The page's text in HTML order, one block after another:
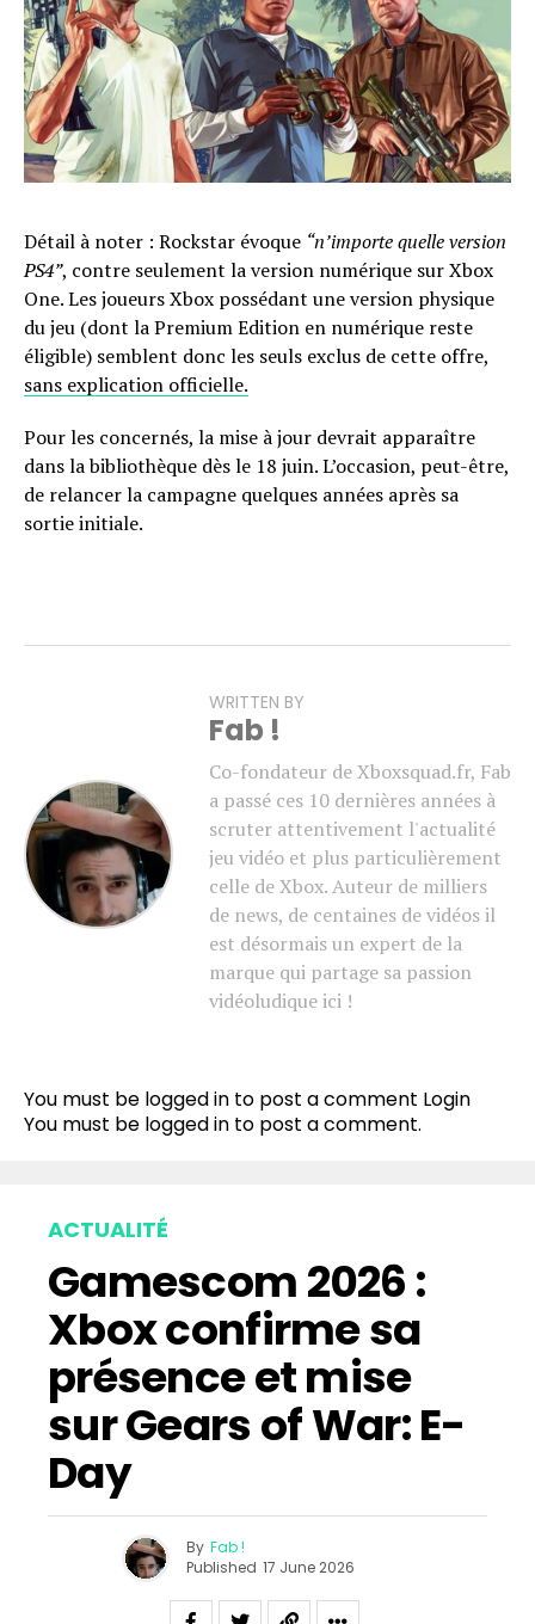
Détail à noter : Rockstar évoque “n’importe quelle version
PS4”, contre seulement la version numérique sur Xbox
One. Les joueurs Xbox possédant une version physique
du jeu (dont la Premium Edition en numérique reste
éligible) semblent donc les seuls exclus de cette offre,
sans explication officielle.
Pour les concernés, la mise à jour devrait apparaître
dans la bibliothèque dès le 18 juin. L’occasion, peut-être,
de relancer la campagne quelques années après sa
sortie initiale.
WRITTEN BY
Fab !
Co-fondateur de Xboxsquad.fr, Fab
a passé ces 10 dernières années à
scruter attentivement l'actualité
jeu vidéo et plus particulièrement
celle de Xbox. Auteur de milliers
de news, de centaines de vidéos il
est désormais un expert de la
marque qui partage sa passion
vidéoludique ici !
You must be logged in to post a comment Login
You must be logged in to post a comment.
ACTUALITÉ
Gamescom 2026 :
Xbox confirme sa
présence et mise
sur Gears of War: E-
Day
By Fab !
Published 17 June 2026